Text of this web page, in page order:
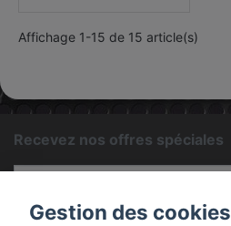
Affichage 1-15 de 15 article(s)
Recevez nos offres spéciales
Vous pouvez vous désinscrire à
Gestion des cookies